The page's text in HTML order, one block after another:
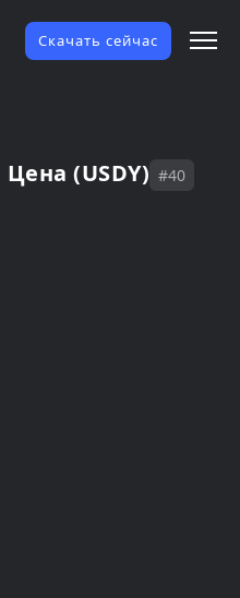
Скачать сейчас
(USDY) #40